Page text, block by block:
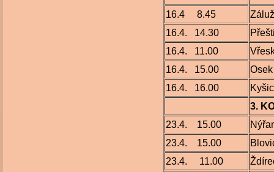
16.4 8.45
16.4. 14.30
16.4. 11.00
16.4. 15.00
Osek
16.4. 16.00
3.
23.4. 15.00
23.4. 15.00
23.4. 11.00